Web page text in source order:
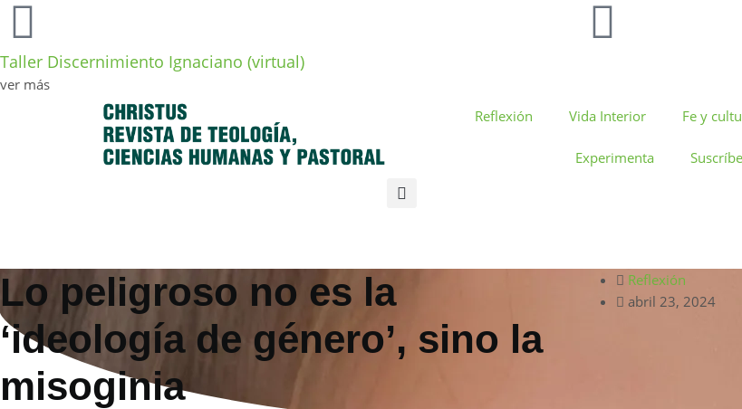
Taller Discernimiento Ignaciano (virtual)
ver más
Reflexión Vida Interior Fe y
Experimenta
Lo peligroso no es la
‘ideología de género’, sino la
misoginia
Reflexión
abril 23, 2024